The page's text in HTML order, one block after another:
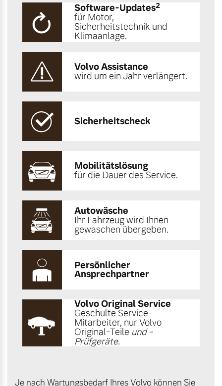
Software-Updates2
für Motor,
Sicherheitstechnik und
Klimaanlage.
Volvo Assistance
wird um ein Jahr verlängert.
Sicherheitscheck
Mobilitätslösung
für die Dauer des Service.
Autowäsche
Ihr Fahrzeug wird Ihnen
gewaschen übergeben.
Persönlicher
Ansprechpartner
Volvo Original Service
Geschulte Service-
Mitarbeiter, nur Volvo
Original-Teile und -
Prüfgeräte.
Je nach Wartungsbedarf Ihres Volvo können Sie